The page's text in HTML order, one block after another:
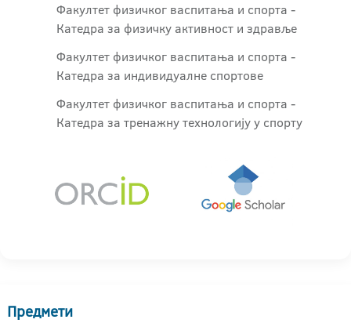
Факултет физичког васпитања и спорта -
Катедра за физичку активност и здравље
Факултет физичког васпитања и спорта -
Катедра за индивидуалне спортове
Факултет физичког васпитања и спорта -
Катедра за тренажну технологију у спорту
Предмети